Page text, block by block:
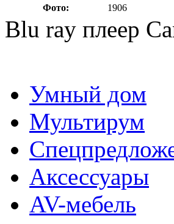
Фото:
1906
Blu ray плеер
Умный дом
Мультирум
Аксессуары
AV-мебель